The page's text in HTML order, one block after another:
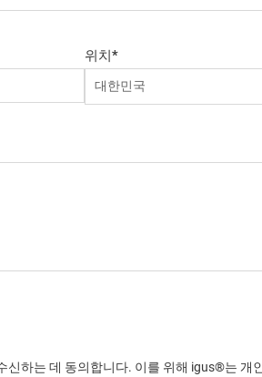
위치*
신하는 데 동의합니다. 이를 위해 igus®는 개